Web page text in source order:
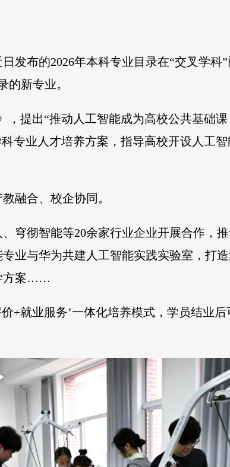
发布的2026年本科专业目录在“交叉学科
的新专业。
提出“推动人工智能成为高校公共基础
专业人才培养方案，指导高校开设人工
融合、校企协同。
穹彻智能等20余家行业企业开展合作，
业与华为共建人工智能实践实验室，打
方案……
+就业服务’一体化培养模式，学员结业